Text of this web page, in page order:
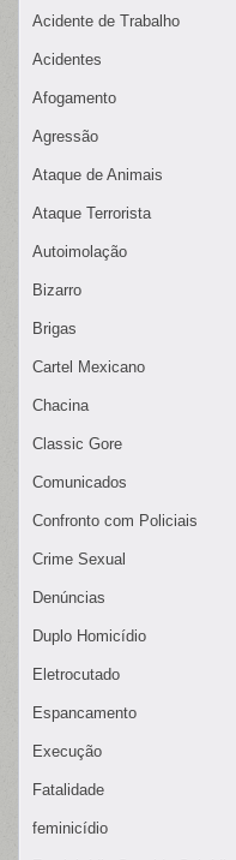
Acidente de Trabalho
Acidentes
Afogamento
Agressão
Ataque de Animais
Ataque Terrorista
Autoimolação
Bizarro
Brigas
Cartel Mexicano
Chacina
Classic Gore
Comunicados
Confronto com Policiais
Crime Sexual
Denúncias
Duplo Homicídio
Eletrocutado
Espancamento
Execução
Fatalidade
feminicídio